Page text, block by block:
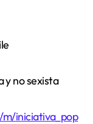
y no sexista
iniciativa_pop